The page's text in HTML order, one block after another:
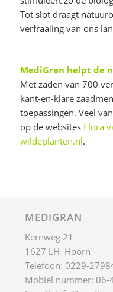
Tot slot draagt
verfraaiing van ons
MediGran helpt de
Met zaden van 700
kant-en-klare
toepassingen. Veel
op de websites Flora
wildeplanten.nl.
MEDIGRAN
Kernweg 21
1627 LH Hoorn
Telefoon: 0229-
Mobiel nummer: 06-